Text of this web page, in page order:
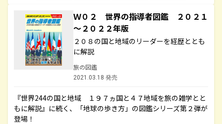
Ｗ０２ 世界の指導者図鑑 ２０２１
～２０２２年版
２０８の国と地域のリーダーを経歴ととも
に解説
旅の図鑑
2021.03.18 発売
『世界244の国と地域 １９７ヵ国と４７地域を旅の雑学とと
もに解説』に続く、「地球の歩き方」の図鑑シリーズ第２弾が
登場！